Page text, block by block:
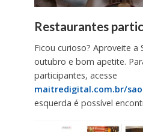
Restaurantes
Ficou curioso? Aproveite a
outubro e bom apetite.
participantes, acesse
maitredigital.com.br/
esquerda é possível